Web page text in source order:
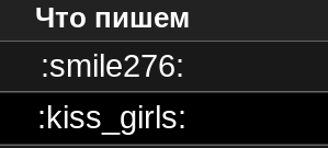
Что пишем
:smile276:
:kiss_girls: